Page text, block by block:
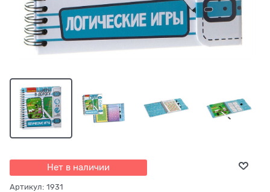
Нет в наличии
Артикул: 1931